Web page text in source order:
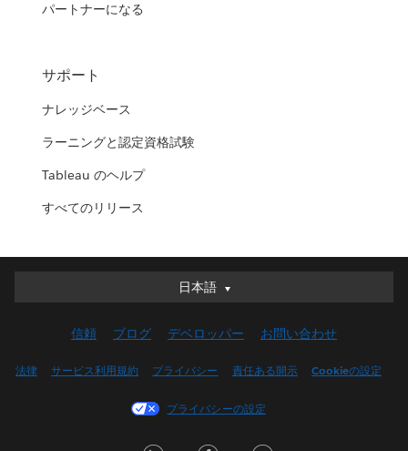
パートナーになる
サポート
ナレッジベース
ラーニングと認定資格試験
Tableau のヘルプ
すべてのリリース
日本語
日本語
English (UK)
Français (Canada)
信頼 ブログ デベロッパー お問い合わせ
法律 サービス利用規約 プライバシー 責任ある開示 Cookieの設定
プライバシーの設定